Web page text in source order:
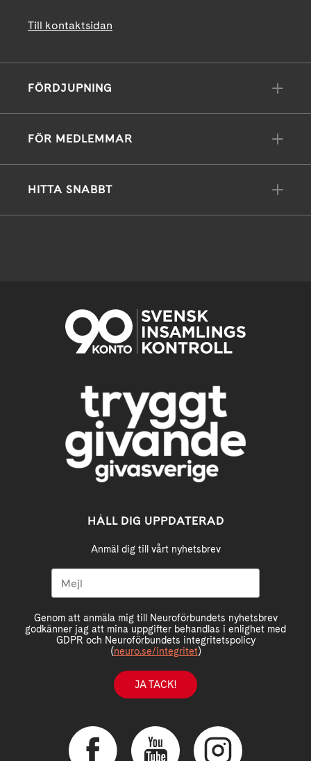
Till kontaktsidan
FÖRDJUPNING
FÖR MEDLEMMAR
HITTA SNABBT
HÅLL DIG UPPDATERAD
Anmäl dig till vårt nyhetsbrev
Genom att anmäla mig till Neuroförbundets nyhetsbrev
godkänner jag att mina uppgifter behandlas i enlighet med
GDPR och Neuroförbundets integritetspolicy
(neuro.se/integritet)
JA TACK!